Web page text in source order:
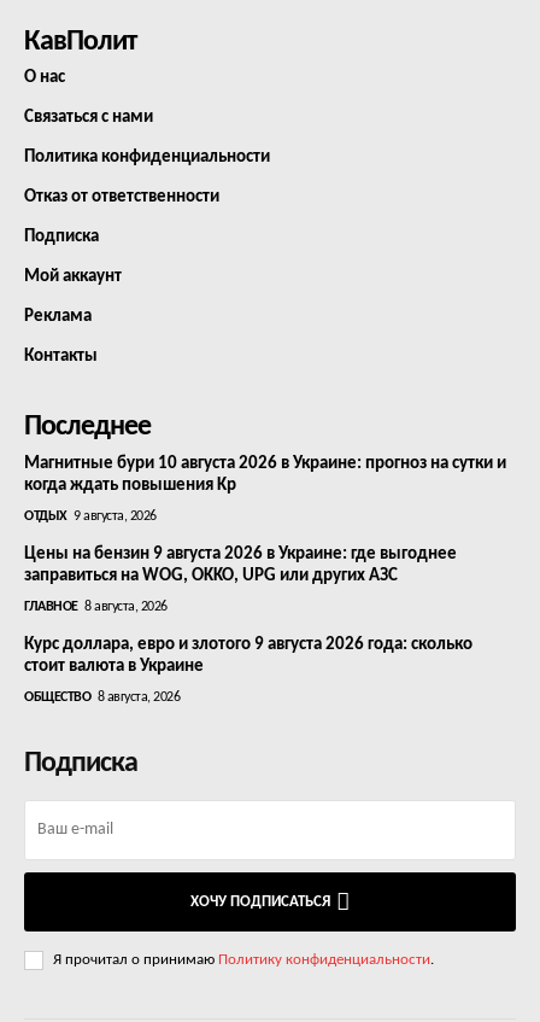
КавПолит
О нас
Связаться с нами
Политика конфиденциальности
Отказ от ответственности
Подписка
Мой аккаунт
Реклама
Контакты
Последнее
Магнитные бури 10 августа 2026 в Украине: прогноз на сутки и
когда ждать повышения Kp
ОТДЫХ 9 августа, 2026
Цены на бензин 9 августа 2026 в Украине: где выгоднее
заправиться на WOG, OKKO, UPG или других АЗС
ГЛАВНОЕ 8 августа, 2026
Курс доллара, евро и злотого 9 августа 2026 года: сколько
стоит валюта в Украине
ОБЩЕСТВО 8 августа, 2026
Подписка
ХОЧУ ПОДПИСАТЬСЯ
Я прочитал о принимаю Политику конфиденциальности.